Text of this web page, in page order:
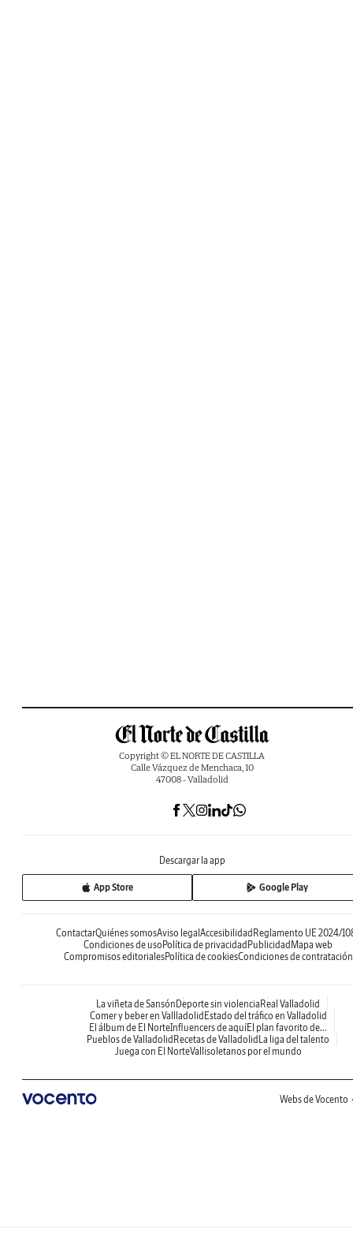
Copyright © EL NORTE DE CASTILLA
Calle Vázquez de Menchaca, 10
47008 - Valladolid
Descargar la app
App Store Google Play
ContactarQuiénes somosAviso legalAccesibilidadReglamento UE 2024/
Condiciones de usoPolítica de privacidadPublicidadMapa web
Compromisos editorialesPolítica de cookiesCondiciones de contratación
La viñeta de SansónDeporte sin violenciaReal Valladolid
Comer y beber en VallladolidEstado del tráfico en Valladolid
El álbum de El NorteInfluencers de aquíEl plan favorito de...
Pueblos de ValladolidRecetas de ValladolidLa liga del talento
Juega con El NorteVallisoletanos por el mundo
Webs de Vocento